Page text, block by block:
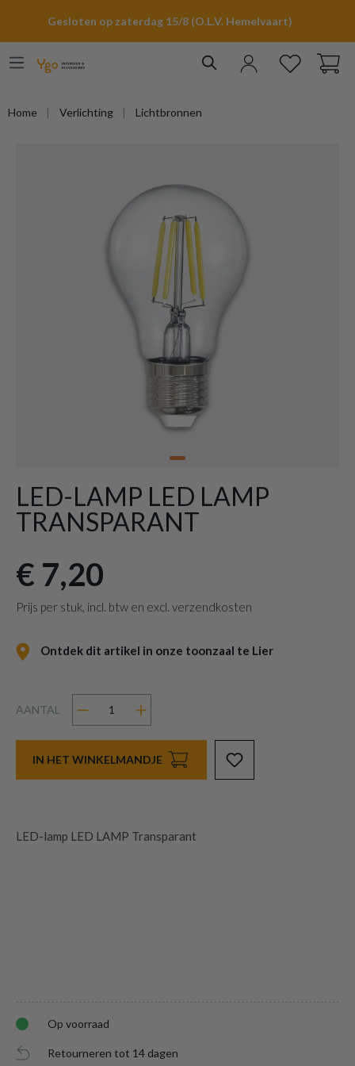
Gesloten op zaterdag 15/8 (O.L.V. Hemelvaart)
Home Verlichting Lichtbronnen
LED-LAMP LED LAMP
TRANSPARANT
€ 7,20
Prijs per stuk, incl. btw en excl. verzendkosten
Ontdek dit artikel in onze toonzaal te Lier
AANTAL
IN HET WINKELMANDJE
LED-lamp LED LAMP Transparant
Op voorraad
Retourneren tot 14 dagen